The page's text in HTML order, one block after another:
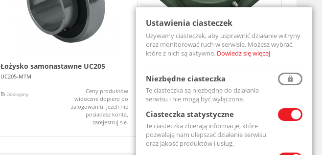
Łożysko samonastawne UC205
UC205-MTM
Dostępny
Ceny produktów
widoczne dopiero po
zalogowaniu. Jeżeli nie
posiadasz konta,
zarejestruj się.
Zespół łożyskowy UCF210
UCF210-MTM
Na zamówienie
Ceny produktów
widoczne dopiero po
posiadasz konta,
zarejestruj się.
Zespół
UCFL206-
Ustawienia ciasteczek
Używamy ciasteczek, aby usprawnić działanie witryny
oraz monitorować ruch w serwisie. Możesz wybrać,
które z nich są aktywne. Dowiedz się więcej
Niezbędne ciasteczka
Te ciasteczka są niezbędne do działania
serwisu i nie mogą być wyłączone.
Ciasteczka statystyczne
Te ciasteczka zbierają informacje, które
pozwalają nam ulepszać działanie serwisu
oraz jakość produktów i usług.